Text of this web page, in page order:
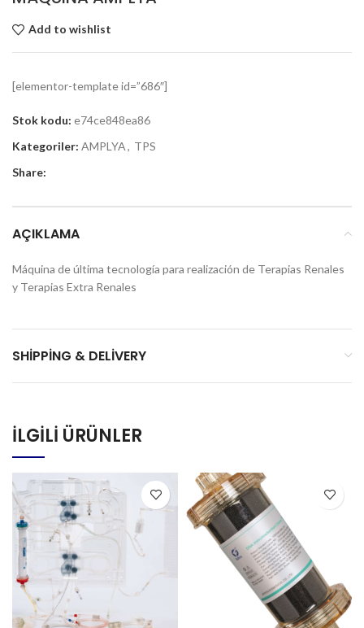
Add to wishlist
[elementor-template id=”686″]
Stok kodu: e74ce848ea86
Kategoriler: AMPLYA, TPS
Share:
AÇIKLAMA
Máquina de última tecnología para realización de Terapias Renales
y Terapias Extra Renales
SHIPPING & DELIVERY
İLGILI ÜRÜNLER